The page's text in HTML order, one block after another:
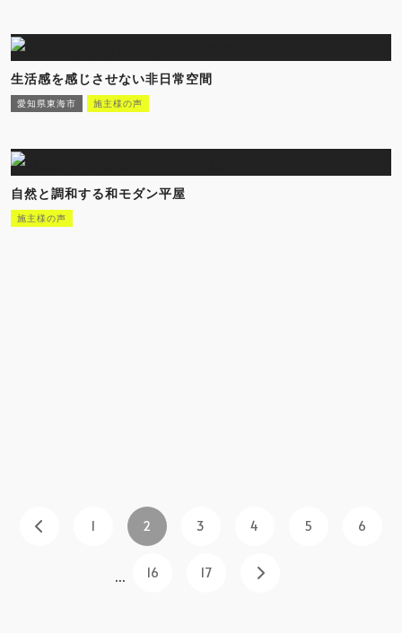
生活感を感じさせない非日常空間
愛知県東海市 施主様の声
自然と調和する和モダン平屋
施主様の声
1 2 3 4 5 6
... 16 17